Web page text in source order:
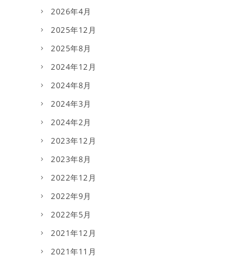
2026年4月
2025年12月
2025年8月
2024年12月
2024年8月
2024年3月
2024年2月
2023年12月
2023年8月
2022年12月
2022年9月
2022年5月
2021年12月
2021年11月